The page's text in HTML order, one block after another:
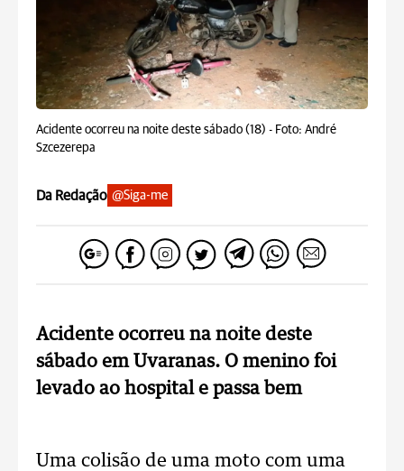
Acidente ocorreu na noite deste sábado (18) - Foto: André
Szcezerepa
Da Redação @Siga-me
Acidente ocorreu na noite deste
sábado em Uvaranas. O menino foi
levado ao hospital e passa bem
Uma colisão de uma moto com uma